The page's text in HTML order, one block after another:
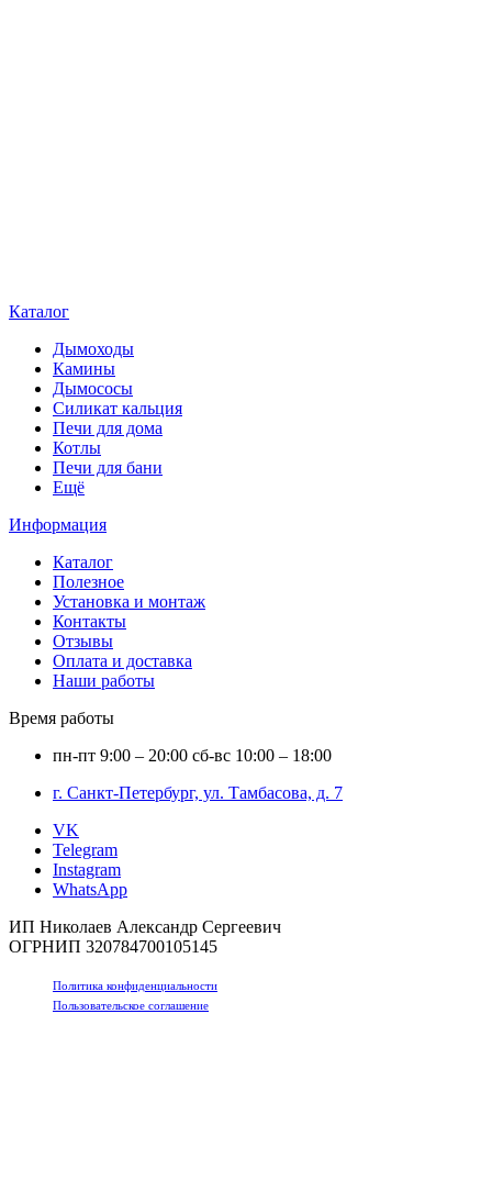
Каталог
Дымоходы
Камины
Дымососы
Силикат кальция
Печи для дома
Котлы
Печи для бани
Ещё
Информация
Каталог
Полезное
Установка и монтаж
Контакты
Отзывы
Оплата и доставка
Наши работы
Время работы
пн-пт 9:00 – 20:00 сб-вс 10:00 – 18:00
г. Санкт-Петербург, ул. Тамбасова, д. 7
VK
Telegram
Instagram
WhatsApp
ИП Николаев Александр Сергеевич
ОГРНИП 320784700105145
Политика конфиденциальности
Пользовательское соглашение